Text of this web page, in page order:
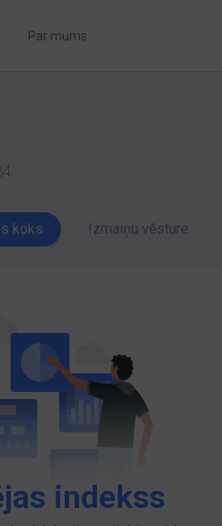
Par mums
koks Izmaiņu vēsture
indekss